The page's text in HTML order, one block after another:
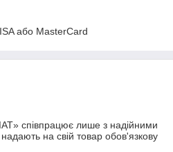
або MasterCard
співпрацює лише з надійними
на свій товар обов'язкову